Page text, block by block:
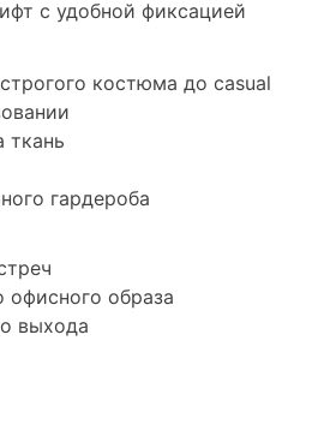
с удобной фиксацией
костюма до casual
ткань
гардероба
образа
выхода